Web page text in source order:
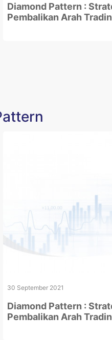
Diamond Pattern :
Pembalikan Arah
30 September 2021
Diamond Pattern :
Pembalikan Arah